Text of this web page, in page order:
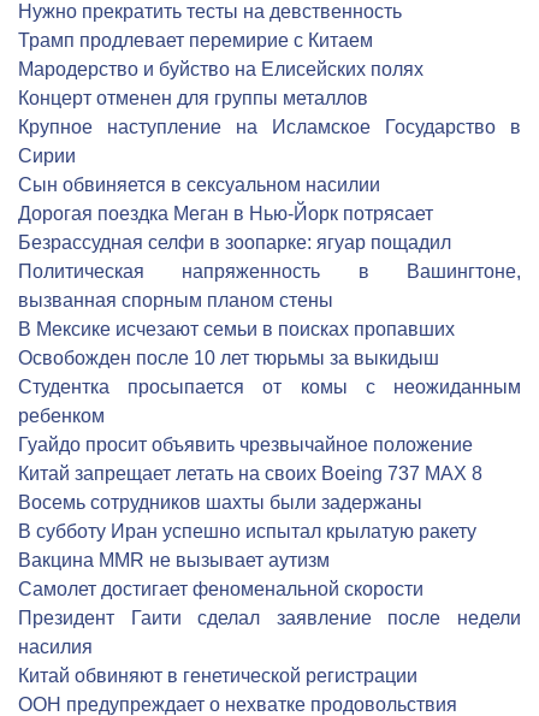
Нужно прекратить тесты на девственность
Трамп продлевает перемирие с Китаем
Мародерство и буйство на Елисейских полях
Концерт отменен для группы металлов
Крупное наступление на Исламское Государство в
Сирии
Сын обвиняется в сексуальном насилии
Дорогая поездка Меган в Нью-Йорк потрясает
Безрассудная селфи в зоопарке: ягуар пощадил
Политическая напряженность в Вашингтоне,
вызванная спорным планом стены
В Мексике исчезают семьи в поисках пропавших
Освобожден после 10 лет тюрьмы за выкидыш
Студентка просыпается от комы с неожиданным
ребенком
Гуайдо просит объявить чрезвычайное положение
Китай запрещает летать на своих Boeing 737 MAX 8
Восемь сотрудников шахты были задержаны
В субботу Иран успешно испытал крылатую ракету
Вакцина MMR не вызывает аутизм
Cамолет достигает феноменальной скорости
Президент Гаити сделал заявление после недели
насилия
Китай обвиняют в генетической регистрации
ООН предупреждает о нехватке продовольствия